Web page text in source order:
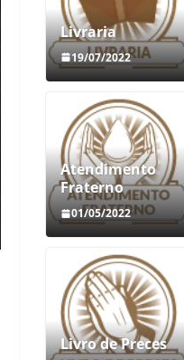
Livraria
19/07/2022
Atendimento
Fraterno
01/05/2022
Livro de Preces